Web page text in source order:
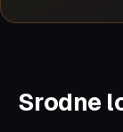
Srodne